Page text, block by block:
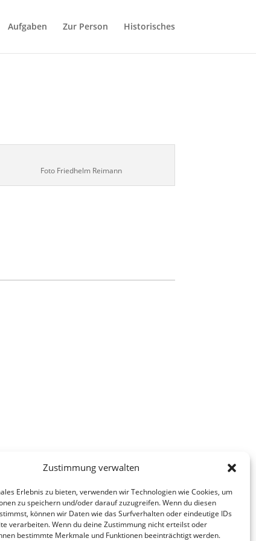
Zustimmung verwalten
Erlebnis zu bieten, verwenden wir Technologien wie Cookies, um
zu speichern und/oder darauf zuzugreifen. Wenn du diesen
können wir Daten wie das Surfverhalten oder eindeutige IDs
verarbeiten. Wenn du deine Zustimmung nicht erteilst oder
bestimmte Merkmale und Funktionen beeinträchtigt werden.
Aufgaben Zur Person Historisches
Foto Friedhelm Reimann